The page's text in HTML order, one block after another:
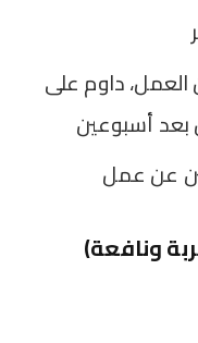
داوم على
أسبوعين
عن عمل
ونافعة)